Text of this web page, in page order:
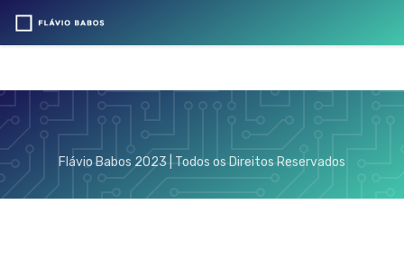
Flávio Babos 2023 | Todos os Direitos Reservados